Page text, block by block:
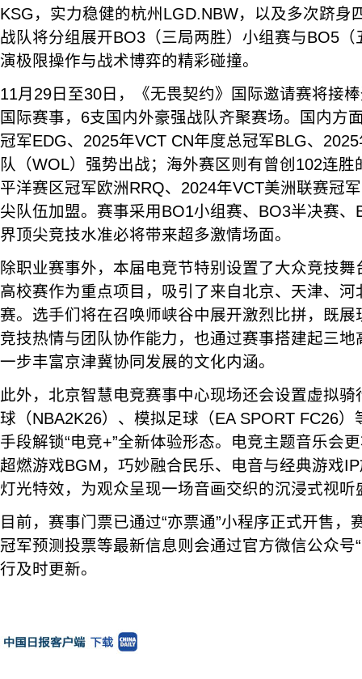
KSG，实力稳健的杭州LGD.NBW，以及多次跻身
战队将分组展开BO3（三局两胜）小组赛与BO5
演极限操作与战术博弈的精彩碰撞。
11月29日至30日，《无畏契约》国际邀请赛将接
国际赛事，6支国内外豪强战队齐聚赛场。国内方
冠军EDG、2025年VCT CN年度总冠军BLG、
队（WOL）强势出战；海外赛区则有曾创102连胜
平洋赛区冠军欧洲RRQ、2024年VCT美洲联赛冠
尖队伍加盟。赛事采用BO1小组赛、BO3半决赛
界顶尖竞技水准必将带来超多激情场面。
除职业赛事外，本届电竞节特别设置了大众竞技
高校赛作为重点项目，吸引了来自北京、天津、
赛。选手们将在召唤师峡谷中展开激烈比拼，既
竞技热情与团队协作能力，也通过赛事搭建起三
一步丰富京津冀协同发展的文化内涵。
此外，北京智慧电竞赛事中心现场还会设置虚拟
球（NBA2K26）、模拟足球（EA SPORT FC26
手段解锁“电竞+”全新体验形态。电竞主题音乐会
超燃游戏BGM，巧妙融合民乐、电音与经典游戏
灯光特效，为观众呈现一场音画交织的沉浸式视听
目前，赛事门票已通过“亦票通”小程序正式开售，
冠军预测投票等最新信息则会通过官方微信公众号
行及时更新。